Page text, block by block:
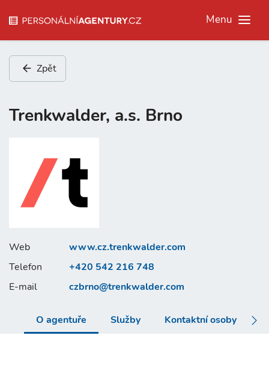
Menu
Zpět
Trenkwalder, a.s. Brno
Web
www.cz.trenkwalder.com
Telefon
+420 542 216 748
E-mail
czbrno@trenkwalder.com
O agentuře Služby Kontaktní osoby